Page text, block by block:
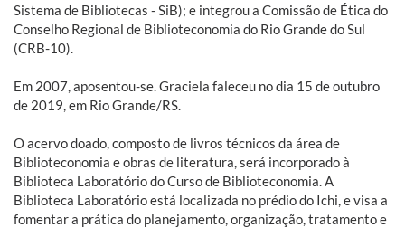
Sistema de Bibliotecas - SiB); e integrou a Comissão de Ética do
Conselho Regional de Biblioteconomia do Rio Grande do Sul
(CRB-10).
Em 2007, aposentou-se. Graciela faleceu no dia 15 de outubro
de 2019, em Rio Grande/RS.
O acervo doado, composto de livros técnicos da área de
Biblioteconomia e obras de literatura, será incorporado à
Biblioteca Laboratório do Curso de Biblioteconomia. A
Biblioteca Laboratório está localizada no prédio do Ichi, e visa a
fomentar a prática do planejamento, organização, tratamento e